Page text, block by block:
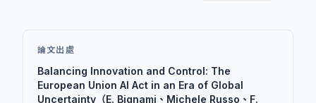
論文出處
Balancing Innovation and Control: The
European Union AI Act in an Era of Global
Uncertainty（E. Bignami、Michele Russo、F.